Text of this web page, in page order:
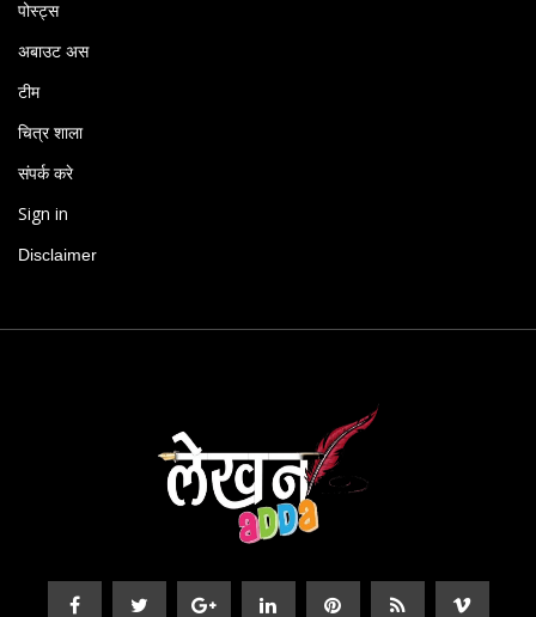
पोस्ट्स
अबाउट अस
टीम
चित्र शाला
संपर्क करे
Sign in
Disclaimer